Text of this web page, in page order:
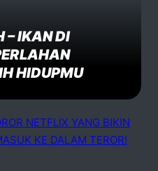
– IKAN DI
HIDUPMU